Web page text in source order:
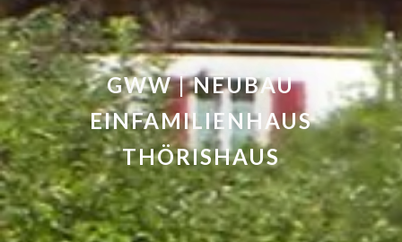
GWW | NEUBAU
EINFAMILIENHAUS
THÖRISHAUS